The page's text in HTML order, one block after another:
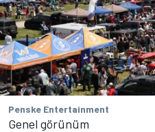
Penske Entertainment
Genel görünüm